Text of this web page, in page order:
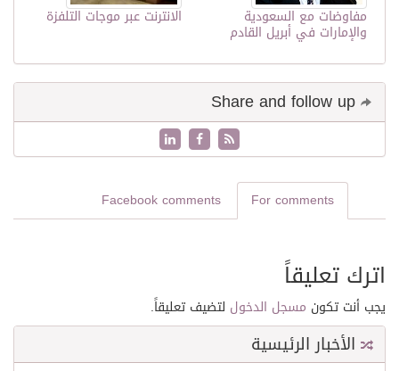
الانترنت عبر موجات التلفزة
مفاوضات مع السعودية
والإمارات في أبريل القادم
For comments
Facebook comments
اترك تعليقاً
يجب أنت تكون مسجل الدخول لتضيف تعليقاً.
الأخبار الرئيسية